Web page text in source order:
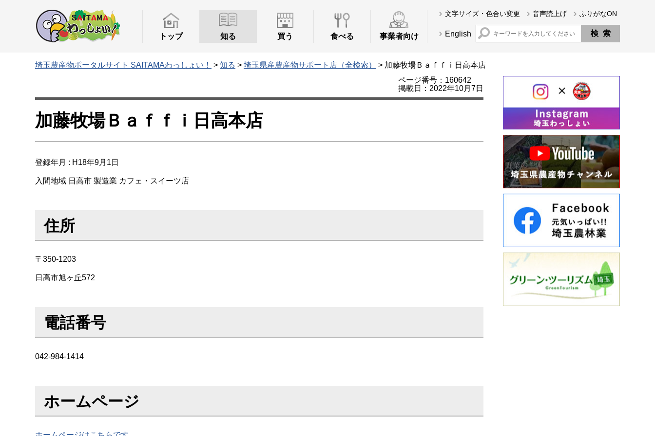
トップ 知る 買う 食べる 事業者向け
文字サイズ・色合い変更 音声読上げ ふりがなON
English
埼玉農産物ポータルサイト SAITAMAわっしょい！ > 知る > 埼玉県産農産物サポート店（全検索）
> 加藤牧場Ｂａｆｆｉ日高本店
ページ番号：160642
掲載日：2022年10月7日
加藤牧場Ｂａｆｆｉ日高本店
登録年月 : H18年9月1日
入間地域 日高市 製造業 カフェ・スイーツ店
住所
〒350-1203
日高市旭ヶ丘572
電話番号
042-984-1414
ホームページ